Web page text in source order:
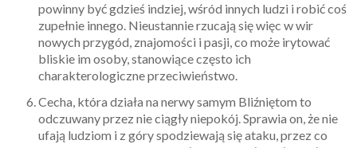
powinny być gdzieś indziej, wśród innych ludzi i robić coś
zupełnie innego. Nieustannie rzucają się więc w wir
nowych przygód, znajomości i pasji, co może irytować
bliskie im osoby, stanowiące często ich
charakterologiczne przeciwieństwo.
Cecha, która działa na nerwy samym Bliźniętom to
odczuwany przez nie ciągły niepokój. Sprawia on, że nie
ufają ludziom i z góry spodziewają się ataku, przez co